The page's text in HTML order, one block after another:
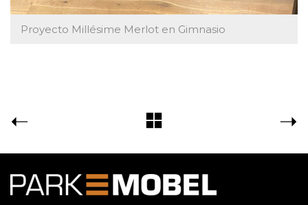
Proyecto Millésime Merlot en Gimnasio